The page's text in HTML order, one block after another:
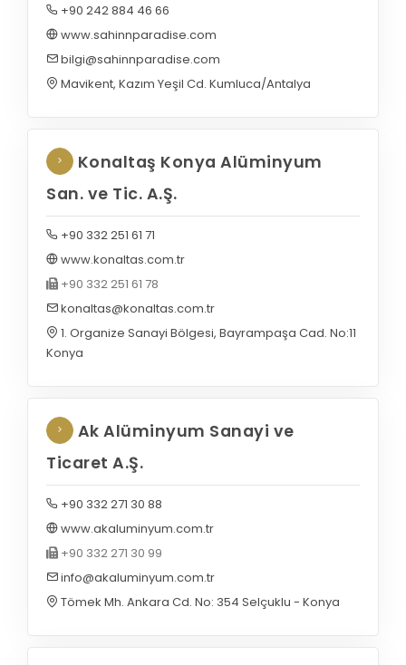
+90 242 884 46 66
www.sahinnparadise.com
bilgi@sahinnparadise.com
Mavikent, Kazım Yeşil Cd. Kumluca/Antalya
Konaltaş Konya Alüminyum
San. ve Tic. A.Ş.
+90 332 251 61 71
www.konaltas.com.tr
+90 332 251 61 78
konaltas@konaltas.com.tr
1. Organize Sanayi Bölgesi, Bayrampaşa Cad. No:11
Konya
Ak Alüminyum Sanayi ve
Ticaret A.Ş.
+90 332 271 30 88
www.akaluminyum.com.tr
+90 332 271 30 99
info@akaluminyum.com.tr
Tömek Mh. Ankara Cd. No: 354 Selçuklu - Konya